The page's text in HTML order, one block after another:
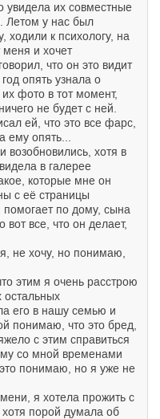
увидела их совместные
Летом у нас был
ходили к психологу, на
меня и хочет
что он это видит
опять узнала о
фото в тот момент,
не будет с ней.
ей, что это все фарс,
опять...
возобновились, хотя в
в галерее
которые мне он
с её страницы
по дому, сына
все, что он делает,
не хочу, но понимаю,
этим я очень расстрою
остальных
его в нашу семью и
понимаю, что это бред,
с этим справиться
со мной временами
понимаю, но я уже не
я хотела прожить с
порой думала об